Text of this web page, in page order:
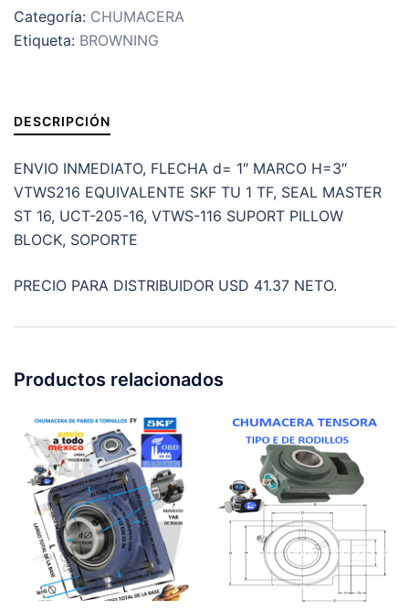
1”
cantidad
Categoría: CHUMACERA
Etiqueta: BROWNING
DESCRIPCIÓN
ENVIO INMEDIATO, FLECHA d= 1″ MARCO H=3″
VTWS216 EQUIVALENTE SKF TU 1 TF, SEAL MASTER
ST 16, UCT-205-16, VTWS-116 SUPORT PILLOW
BLOCK, SOPORTE
PRECIO PARA DISTRIBUIDOR USD 41.37 NETO.
Productos relacionados